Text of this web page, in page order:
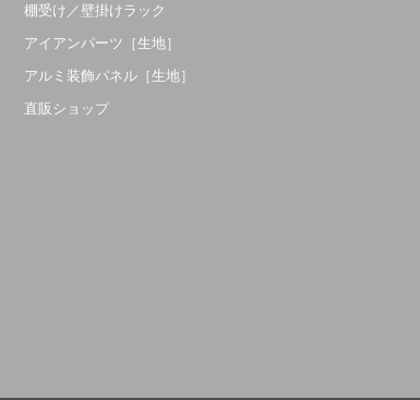
棚受け／壁掛けラック
アイアンパーツ［生地］
アルミ装飾パネル［生地］
直販ショップ